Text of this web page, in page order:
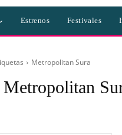
Estrenos Festivales
Metropolitan Sura
Metropolitan